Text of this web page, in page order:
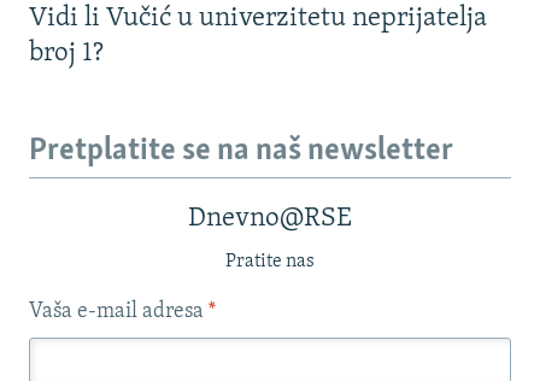
Vidi li Vučić u univerzitetu neprijatelja
broj 1?
Pretplatite se na naš newsletter
Dnevno@RSE
Pratite nas
Vaša e-mail adresa *